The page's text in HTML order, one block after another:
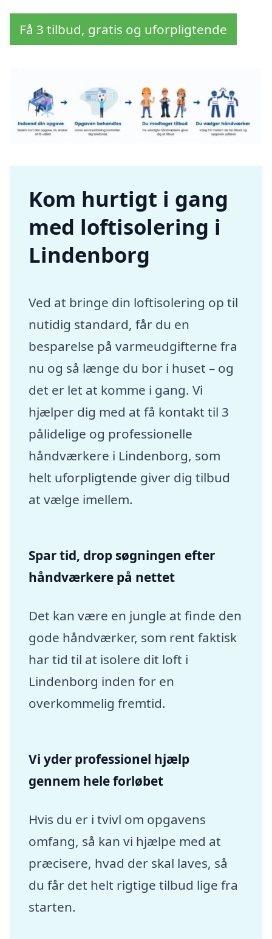
Få 3 tilbud, gratis og uforpligtende
Kom hurtigt i gang
med loftisolering i
Lindenborg
Ved at bringe din loftisolering op til
nutidig standard, får du en
besparelse på varmeudgifterne fra
nu og så længe du bor i huset – og
det er let at komme i gang. Vi
hjælper dig med at få kontakt til 3
pålidelige og professionelle
håndværkere i Lindenborg, som
helt uforpligtende giver dig tilbud
at vælge imellem.
Spar tid, drop søgningen efter
håndværkere på nettet
Det kan være en jungle at finde den
gode håndværker, som rent faktisk
har tid til at isolere dit loft i
Lindenborg inden for en
overkommelig fremtid.
Vi yder professionel hjælp
gennem hele forløbet
Hvis du er i tvivl om opgavens
omfang, så kan vi hjælpe med at
præcisere, hvad der skal laves, så
du får det helt rigtige tilbud lige fra
starten.